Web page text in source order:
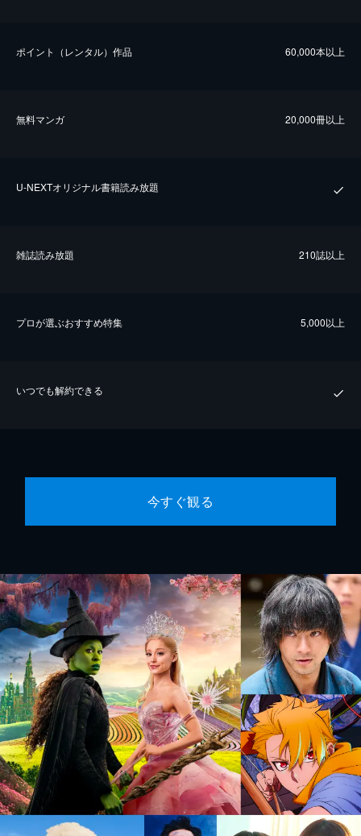
ポイント（レンタル）作品 60,000本以上
無料マンガ 20,000冊以上
U-NEXTオリジナル書籍読み放題
雑誌読み放題 210誌以上
プロが選ぶおすすめ特集 5,000以上
いつでも解約できる
今すぐ観る